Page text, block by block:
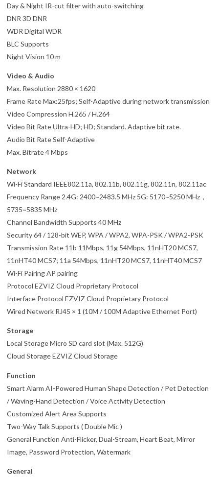
Day & Night IR-cut filter with auto-switching
DNR 3D DNR
WDR Digital WDR
BLC Supports
Night Vision 10 m
Video & Audio
Max. Resolution 2880 × 1620
Frame Rate Max:25fps; Self-Adaptive during network transmission
Video Compression H.265 / H.264
Video Bit Rate Ultra-HD; HD; Standard. Adaptive bit rate.
Audio Bit Rate Self-Adaptive
Max. Bitrate 4 Mbps
Network
Wi-Fi Standard IEEE802.11a, 802.11b, 802.11g, 802.11n, 802.11ac
Frequency Range 2.4G: 2400~2483.5 MHz 5G: 5170~5250 MHz，
5735~5835 MHz
Channel Bandwidth Supports 40 MHz
Security 64 / 128-bit WEP, WPA / WPA2, WPA-PSK / WPA2-PSK
Transmission Rate 11b 11Mbps, 11g 54Mbps, 11nHT20 MCS7,
11nHT40 MCS7; 11a 54Mbps, 11nHT20 MCS7, 11nHT40 MCS7
Wi-Fi Pairing AP pairing
Protocol EZVIZ Cloud Proprietary Protocol
Interface Protocol EZVIZ Cloud Proprietary Protocol
Wired Network RJ45 × 1 (10M / 100M Adaptive Ethernet Port)
Storage
Local Storage Micro SD card slot (Max. 512G)
Cloud Storage EZVIZ Cloud Storage
Function
Smart Alarm AI-Powered Human Shape Detection / Pet Detection
/ Waving-Hand Detection / Voice Activity Detection
Customized Alert Area Supports
Two-Way Talk Supports ( Double Mic )
General Function Anti-Flicker, Dual-Stream, Heart Beat, Mirror
Image, Password Protection, Watermark
General